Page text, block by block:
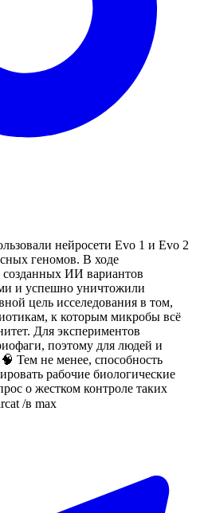
нейросети Evo 1 и Evo 2
геномов. В ходе
созданных ИИ вариантов
и успешно уничтожили
цель исселедования в том,
к которым микробы всё
Для экспериментов
поэтому для людей и
Тем не менее, способность
рабочие биологические
о жестком контроле таких
/в max